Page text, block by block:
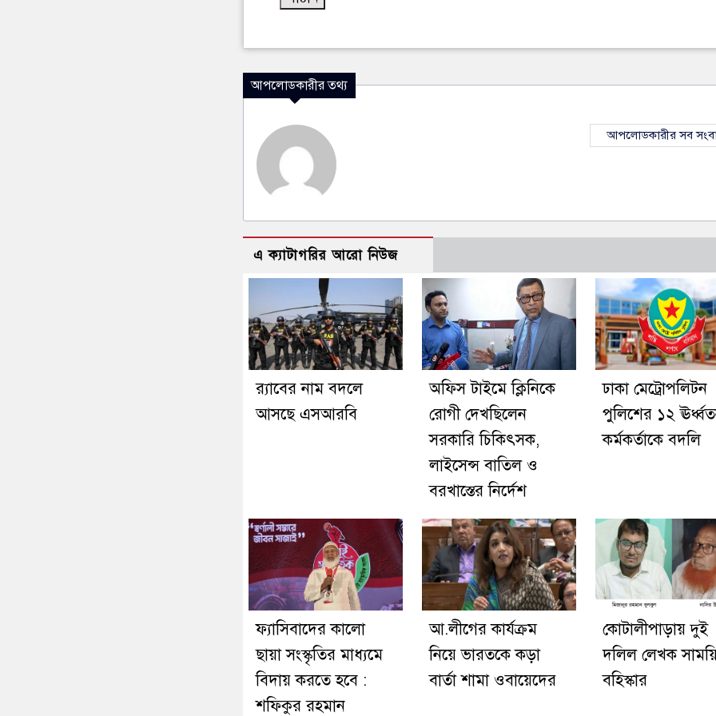
আপলোডকারীর তথ্য
আপলোডকারীর সব
এ ক্যাটাগরির আরো নিউজ
র‍্যাবের নাম বদলে
আসছে এসআরবি
অফিস টাইমে ক্লিনিকে
রোগী দেখছিলেন
সরকারি চিকিৎসক,
লাইসেন্স বাতিল ও
বরখাস্তের নির্দেশ
ঢাকা মেট্রোপলিটন
পুলিশের ১২
কর্মকর্তাকে বদলি
ফ্যাসিবাদের কালো
ছায়া সংস্কৃতির মাধ্যমে
বিদায় করতে হবে :
শফিকুর রহমান
আ.লীগের কার্যক্রম
নিয়ে ভারতকে কড়া
বার্তা শামা ওবায়েদের
কোটালীপাড়ায় দুই
দলিল লেখক
বহিস্কার